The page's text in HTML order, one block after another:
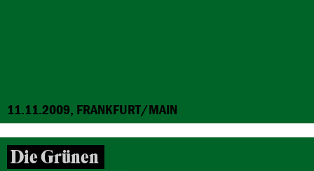
11.11.2009, FRANKFURT/MAIN
Die Grünen